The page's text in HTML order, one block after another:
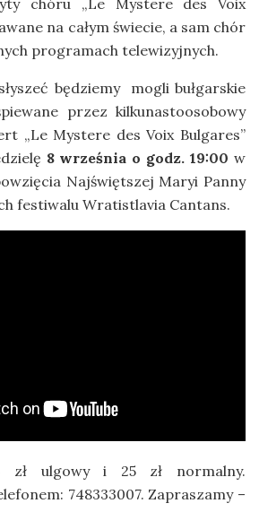
chóru „Le Mystere des Voix
na całym świecie, a sam chór
programach telewizyjnych.
będziemy mogli bułgarskie
przez kilkunastoosobowy
„Le Mystere des Voix Bulgares”
8 września o godz. 19:00 w
Najświętszej Maryi Panny
festiwalu Wratistlavia Cantans.
zł ulgowy i 25 zł normalny.
748333007. Zapraszamy –